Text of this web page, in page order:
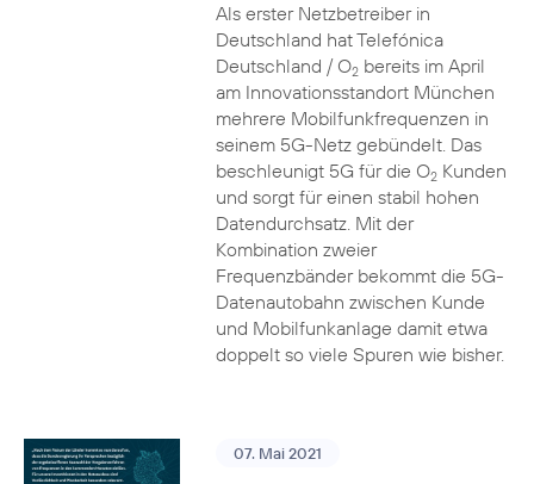
Als erster Netzbetreiber in
Deutschland hat Telefónica
Deutschland / O2bereits im April
am Innovationsstandort München
mehrere Mobilfunkfrequenzen in
seinem 5G-Netz gebündelt. Das
beschleunigt 5G für die O2Kunden
und sorgt für einen stabil hohen
Datendurchsatz. Mit der
Kombination zweier
Frequenzbänder bekommt die 5G-
Datenautobahn zwischen Kunde
und Mobilfunkanlage damit etwa
doppelt so viele Spuren wie bisher.
07. Mai 2021